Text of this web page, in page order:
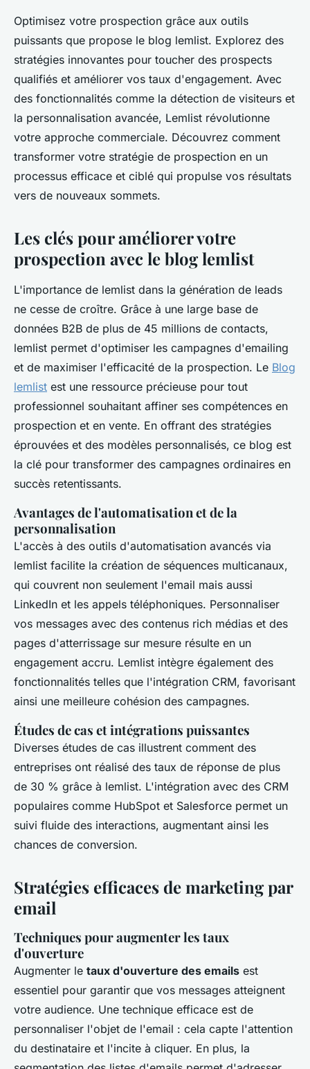
Optimisez votre prospection grâce aux outils
puissants que propose le blog lemlist. Explorez des
stratégies innovantes pour toucher des prospects
qualifiés et améliorer vos taux d'engagement. Avec
des fonctionnalités comme la détection de visiteurs et
la personnalisation avancée, Lemlist révolutionne
votre approche commerciale. Découvrez comment
transformer votre stratégie de prospection en un
processus efficace et ciblé qui propulse vos résultats
vers de nouveaux sommets.
Les clés pour améliorer votre
prospection avec le blog lemlist
L'importance de lemlist dans la génération de leads
ne cesse de croître. Grâce à une large base de
données B2B de plus de 45 millions de contacts,
lemlist permet d'optimiser les campagnes d'emailing
et de maximiser l'efficacité de la prospection. Le Blog
lemlist est une ressource précieuse pour tout
professionnel souhaitant affiner ses compétences en
prospection et en vente. En offrant des stratégies
éprouvées et des modèles personnalisés, ce blog est
la clé pour transformer des campagnes ordinaires en
succès retentissants.
Avantages de l'automatisation et de la
personnalisation
L'accès à des outils d'automatisation avancés via
lemlist facilite la création de séquences multicanaux,
qui couvrent non seulement l'email mais aussi
LinkedIn et les appels téléphoniques. Personnaliser
vos messages avec des contenus rich médias et des
pages d'atterrissage sur mesure résulte en un
engagement accru. Lemlist intègre également des
fonctionnalités telles que l'intégration CRM, favorisant
ainsi une meilleure cohésion des campagnes.
Études de cas et intégrations puissantes
Diverses études de cas illustrent comment des
entreprises ont réalisé des taux de réponse de plus
de 30 % grâce à lemlist. L'intégration avec des CRM
populaires comme HubSpot et Salesforce permet un
suivi fluide des interactions, augmentant ainsi les
chances de conversion.
Stratégies efficaces de marketing par
email
Techniques pour augmenter les taux
d'ouverture
Augmenter le taux d'ouverture des emails est
essentiel pour garantir que vos messages atteignent
votre audience. Une technique efficace est de
personnaliser l'objet de l'email : cela capte l'attention
du destinataire et l'incite à cliquer. En plus, la